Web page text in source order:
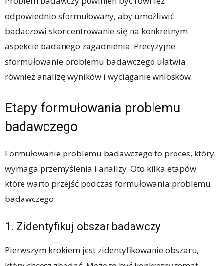
odpowiednio sformułowany, aby umożliwić
badaczowi skoncentrowanie się na konkretnym
aspekcie badanego zagadnienia. Precyzyjne
sformułowanie problemu badawczego ułatwia
również analizę wyników i wyciąganie wniosków.
Etapy formułowania problemu
badawczego
Formułowanie problemu badawczego to proces, który
wymaga przemyślenia i analizy. Oto kilka etapów,
które warto przejść podczas formułowania problemu
badawczego:
1. Zidentyfikuj obszar badawczy
Pierwszym krokiem jest zidentyfikowanie obszaru,